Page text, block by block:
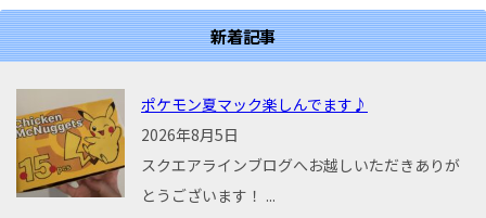
新着記事
ポケモン夏マック楽しんでます♪
2026年8月5日
スクエアラインブログへお越しいただきありが
とうございます！ ...